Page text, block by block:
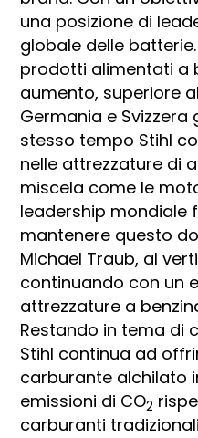
una posizione di
globale delle
prodotti alimentati a
aumento, superiore
Germania e Svizzera
stesso tempo Stihl
nelle attrezzature di
miscela come le
leadership mondiale
mantenere questo
Michael Traub, al
continuando con un
attrezzature a
Restando in tema di
Stihl continua ad
carburante alchilato
emissioni di CO2
carburanti